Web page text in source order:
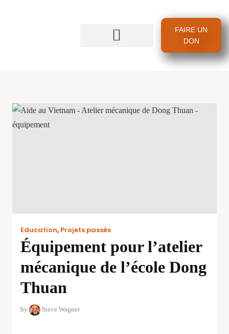
FAIRE UN
DON
Education, Projets passés
Équipement pour l’atelier
mécanique de l’école Dong
Thuan
by Steve Wagner